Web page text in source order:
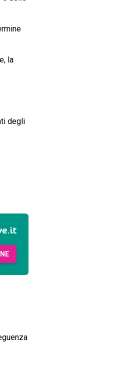
la
degli